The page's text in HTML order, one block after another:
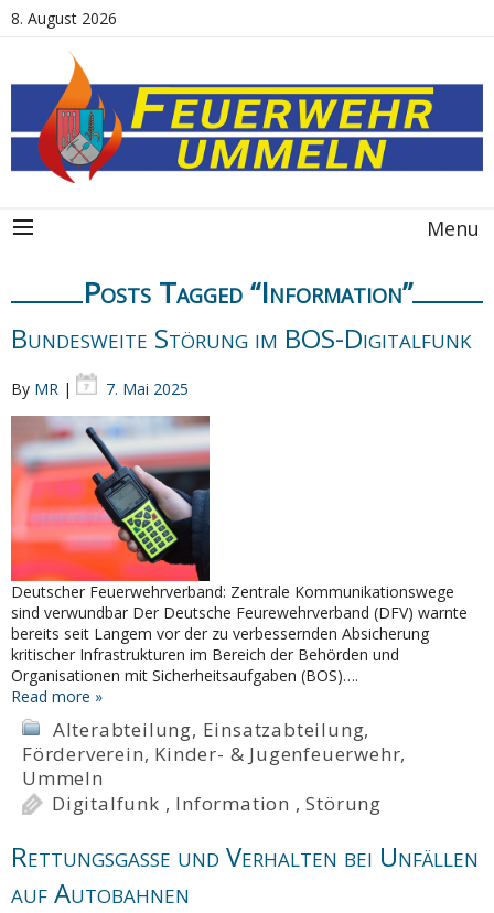
8. August 2026
Menu
Posts Tagged “Information”
Bundesweite Störung im BOS-Digitalfunk
By MR | 7. Mai 2025
Deutscher Feuerwehrverband: Zentrale Kommunikationswege
sind verwundbar Der Deutsche Feurewehrverband (DFV) warnte
bereits seit Langem vor der zu verbessernden Absicherung
kritischer Infrastrukturen im Bereich der Behörden und
Organisationen mit Sicherheitsaufgaben (BOS)….
Read more »
Alterabteilung, Einsatzabteilung,
Förderverein, Kinder- & Jugenfeuerwehr,
Ummeln
Digitalfunk , Information ,Störung
Rettungsgasse und Verhalten bei Unfällen
auf Autobahnen